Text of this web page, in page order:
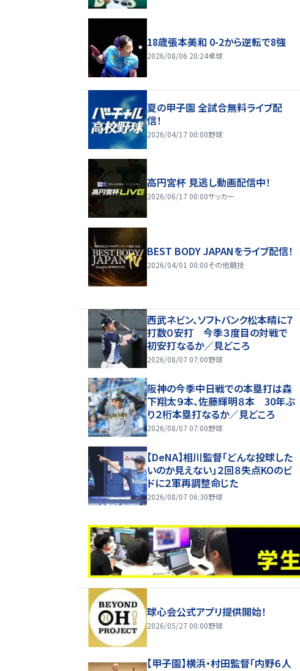
18歳張本美和 0-2から逆転で8強
2026/08/06 20:24卓球
夏の甲子園 全試合無料ライブ配
信！
2026/04/17 00:00野球
高円宮杯 見逃し動画配信中！
2026/06/17 00:00サッカー
BEST BODY JAPANをライブ配信！
2026/04/01 00:00その他競技
西武ネビン、ソフトバンク松本晴に７
打数０安打 今季３度目の対戦で
初安打なるか／見どころ
2026/08/07 07:00野球
阪神の今季中日戦での本塁打は森
下翔太９本、佐藤輝明８本 30年ぶ
り２桁本塁打なるか／見どころ
2026/08/07 07:00野球
【DeNA】相川監督「どんな投球した
いのか見えない」２回８失点KOのビ
ドに２軍再調整命じた
2026/08/07 06:30野球
球心会公式アプリ提供開始！
2026/05/27 00:00野球
【甲子園】横浜・村田監督「内野６人